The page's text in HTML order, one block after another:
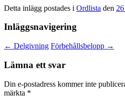
Detta inlägg postades i Ordlista den
Inläggsnavigering
← Delgivning Förbehållsbelopp →
Lämna ett svar
Din e-postadress kommer inte
märkta *